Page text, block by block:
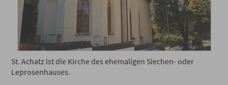
St. Achatz ist die Kirche des ehemaligen Siechen- oder
Leprosenhauses.